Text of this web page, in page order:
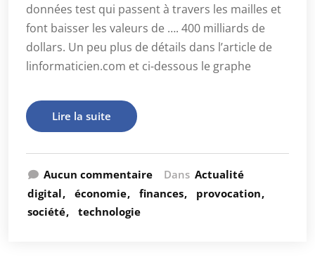
données test qui passent à travers les mailles et
font baisser les valeurs de …. 400 milliards de
dollars. Un peu plus de détails dans l’article de
linformaticien.com et ci-dessous le graphe
Lire la suite
Aucun commentaire Dans Actualité
digital
économie finances
provocation
société
technologie